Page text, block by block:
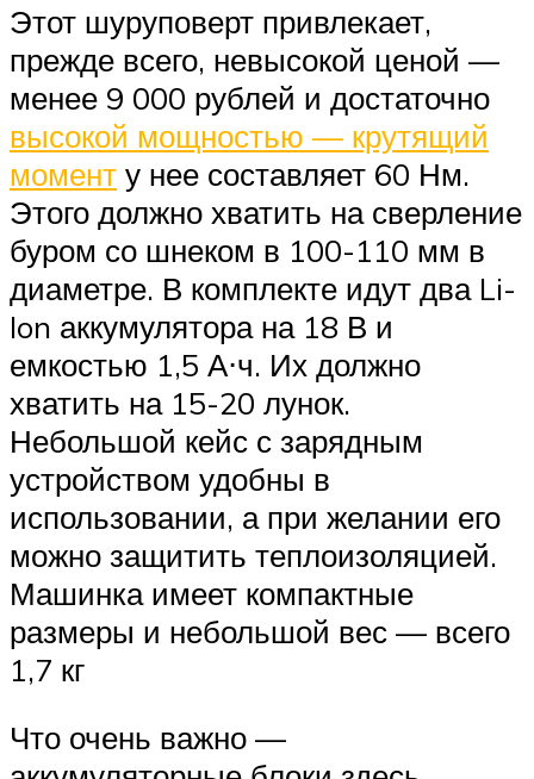
Этот шуруповерт привлекает,
прежде всего, невысокой ценой —
менее 9 000 рублей и достаточно
высокой мощностью — крутящий
момент у нее составляет 60 Нм.
Этого должно хватить на сверление
буром со шнеком в 100-110 мм в
диаметре. В комплекте идут два Li-
Ion аккумулятора на 18 В и
емкостью 1,5 А⋅ч. Их должно
хватить на 15-20 лунок.
Небольшой кейс с зарядным
устройством удобны в
использовании, а при желании его
можно защитить теплоизоляцией.
Машинка имеет компактные
размеры и небольшой вес — всего
1,7 кг
Что очень важно —